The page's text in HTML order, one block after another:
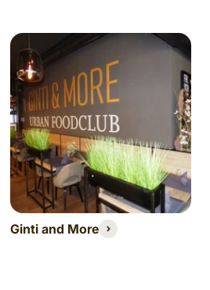
Ginti and More